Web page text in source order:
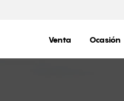
Venta Ocasión